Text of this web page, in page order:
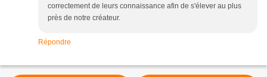
correctement de leurs connaissance afin de s'élever au plus
près de notre créateur.
Répondre